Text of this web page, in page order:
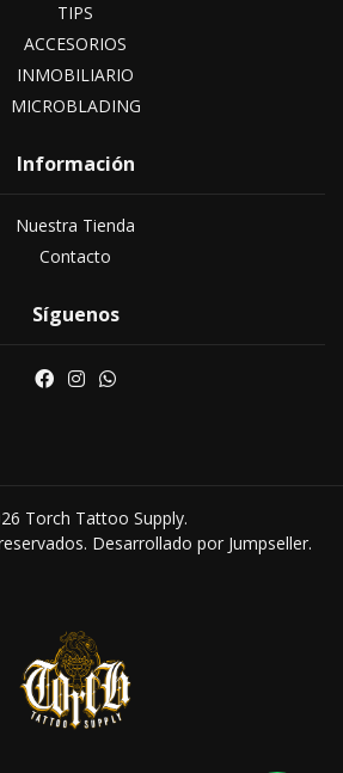
TIPS
ACCESORIOS
INMOBILIARIO
MICROBLADING
Información
Nuestra Tienda
Contacto
Síguenos
Torch Tattoo Supply.
Desarrollado por Jumpseller.